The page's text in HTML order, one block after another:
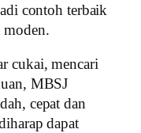
contoh terbaik
moden.
cukai, mencari
MBSJ
cepat dan
dapat